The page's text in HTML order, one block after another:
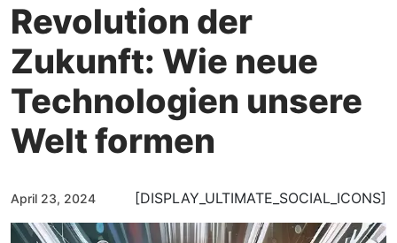
Revolution der
Zukunft: Wie neue
Technologien unsere
Welt formen
April 23, 2024 [DISPLAY_ULTIMATE_SOCIAL_ICONS]